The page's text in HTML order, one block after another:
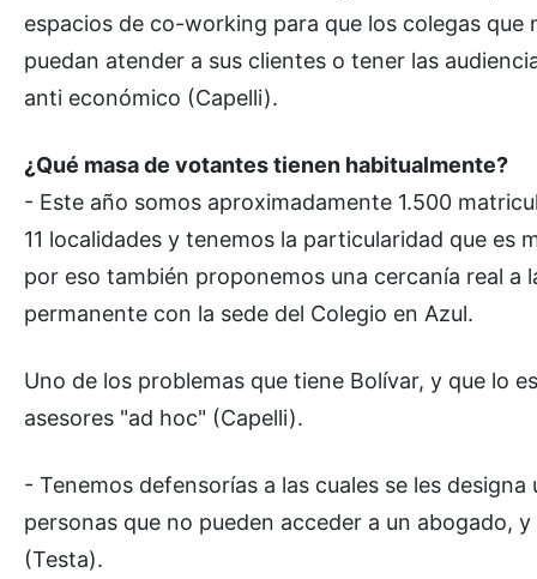
espacios de co-working para que los colegas
puedan atender a sus clientes o tener las
anti económico (Capelli).
¿Qué masa de votantes tienen habitualmente?
- Este año somos aproximadamente 1.500
11 localidades y tenemos la particularidad que
por eso también proponemos una cercanía real
permanente con la sede del Colegio en Azul.
Uno de los problemas que tiene Bolívar, y que lo
asesores "ad hoc" (Capelli).
- Tenemos defensorías a las cuales se les
personas que no pueden acceder a un abogado,
(Testa).